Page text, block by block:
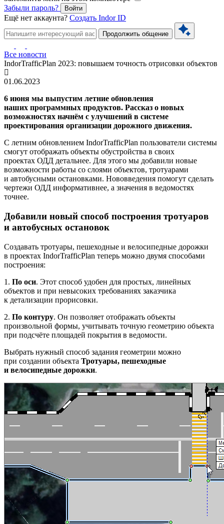
Забыли пароль?
Войти
Ещё нет аккаунта? Создать Indor ID
Продолжить общение
Все новости
IndorTrafficPlan 2023: повышаем точность отрисовки объектов
01.06.2023
6 июня мы выпустим летние обновления
наших программных продуктов. Рассказ о новых
возможностях начнём с улучшений в системе
проектирования организации дорожного движения.
С летним обновлением IndorTrafficPlan пользователи системы
смогут отображать объекты обустройства в своих
проектах ОДД детальнее. Для этого мы добавили новые
возможности работы со слоями объектов, тротуарами
и автобусными остановками. Нововведения помогут сделать
чертежи ОДД информативнее, а значения в ведомостях
точнее.
Добавили новый способ построения тротуаров
и автобусных остановок
Создавать тротуары, пешеходные и велосипедные дорожки
в проектах IndorTrafficPlan теперь можно двумя способами
построения:
1. По оси. Этот способ удобен для простых, линейных
объектов и при невысоких требованиях заказчика
к детализации прорисовки.
2. По контуру. Он позволяет отображать объекты
произвольной формы, учитывать точную геометрию объекта
при подсчёте площадей покрытия в ведомости.
Выбрать нужный способ задания геометрии можно
при создании объекта Тротуары, пешеходные
и велосипедные дорожки.